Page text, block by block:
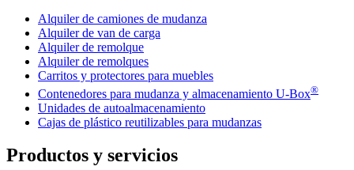
Alquiler de camiones de mudanza
Alquiler de van de carga
Alquiler de remolque
Alquiler de remolques
Carritos y protectores para muebles
Contenedores para mudanza y almacenamiento U-Box®
Unidades de autoalmacenamiento
Cajas de plástico reutilizables para mudanzas
Productos y servicios